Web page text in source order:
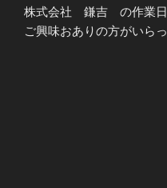
株式会社 鎌吉 の作業日
ご興味おありの方がいら